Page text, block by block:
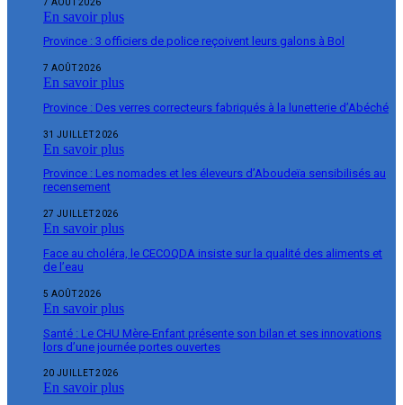
En savoir plus
Province : 3 officiers de police reçoivent leurs galons à Bol
7 AOÛT 2026
En savoir plus
Province : Des verres correcteurs fabriqués à la lunetterie d’Abéché
31 JUILLET 2026
En savoir plus
Province : Les nomades et les éleveurs d’Aboudeïa sensibilisés au
recensement
27 JUILLET 2026
En savoir plus
Face au choléra, le CECOQDA insiste sur la qualité des aliments et
de l’eau
5 AOÛT 2026
En savoir plus
Santé : Le CHU Mère-Enfant présente son bilan et ses innovations
lors d’une journée portes ouvertes
20 JUILLET 2026
En savoir plus